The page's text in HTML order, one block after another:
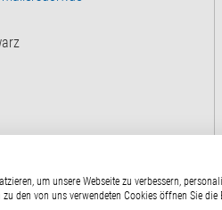
um unsere Webseite zu verbessern,
den von uns verwendeten Cookies öffnen Sie die
des Landkreises